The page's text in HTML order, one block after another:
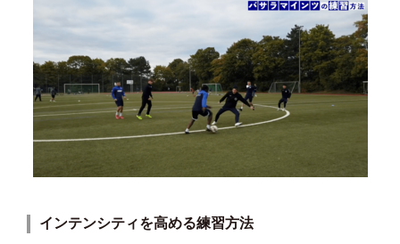
インテンシティを高める練習方法